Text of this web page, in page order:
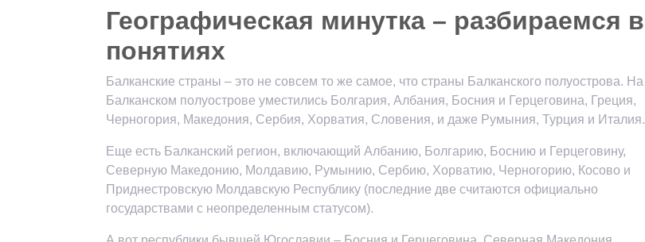
Географическая минутка – разбираемся в
понятиях
Балканские страны – это не совсем то же самое, что страны Балканского полуострова. На
Балканском полуострове уместились Болгария, Албания, Босния и Герцеговина, Греция,
Черногория, Македония, Сербия, Хорватия, Словения, и даже Румыния, Турция и Италия.
Еще есть Балканский регион, включающий Албанию, Болгарию, Боснию и Герцеговину,
Северную Македонию, Молдавию, Румынию, Сербию, Хорватию, Черногорию, Косово и
Приднестровскую Молдавскую Республику (последние две считаются официально
государствами с неопределенным статусом).